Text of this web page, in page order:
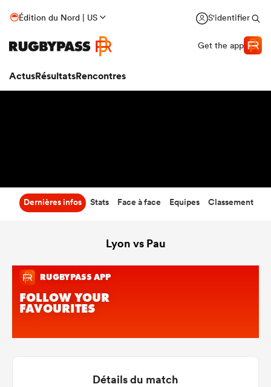
Édition du Nord | US S'identifier
Get the app
ActusRésultatsRencontres
Dernières infos Stats Face à face Equipes Classement
Lyon vs Pau
Détails du match